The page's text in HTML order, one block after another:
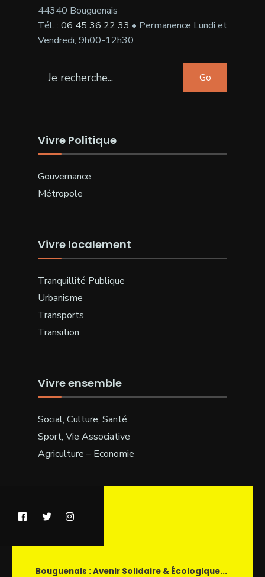
44340 Bouguenais
Tél. : 06 45 36 22 33 • Permanence Lundi et
Vendredi, 9h00-12h30
for:
Go
Vivre Politique
Gouvernance
Métropole
Vivre localement
Tranquillité Publique
Urbanisme
Transports
Transition
Vivre ensemble
Social, Culture, Santé
Sport, Vie Associative
Agriculture – Economie
Bouguenais : Avenir Solidaire & Écologique...